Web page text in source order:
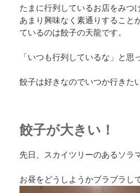
たまに行列しているお店をみつ
あまり興味なく素通りすること
ているのは餃子の天龍です。
「いつも行列しているな」と思
餃子は好きなのでいつか行きた
餃子が大きい！
先日、スカイツリーのあるソラ
お昼をどうしようかブラブラし